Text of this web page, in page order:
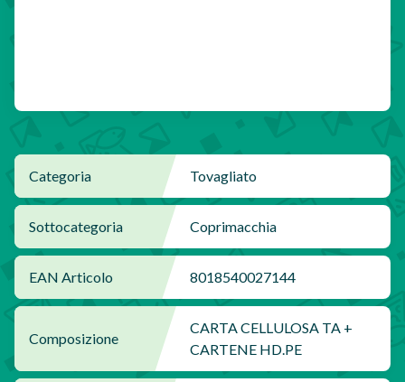
Categoria Tovagliato
Sottocategoria Coprimacchia
EAN Articolo 8018540027144
Composizione
CARTA CELLULOSA TA +
CARTENE HD.PE